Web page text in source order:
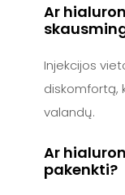
Ar
Injekcijos
diskomfortą,
valandų.
Ar
pakenkti?